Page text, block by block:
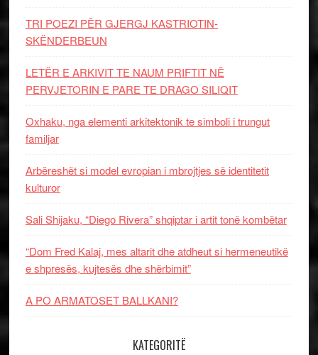
TRI POEZI PËR GJERGJ KASTRIOTIN-
SKËNDERBEUN
LETËR E ARKIVIT TE NAUM PRIFTIT NË
PERVJETORIN E PARE TE DRAGO SILIQIT
Oxhaku, nga elementi arkitektonik te simboli i trungut
familjar
Arbëreshët si model evropian i mbrojtjes së identitetit
kulturor
Sali Shijaku, “Diego Rivera” shqiptar i artit tonë kombëtar
“Dom Fred Kalaj, mes altarit dhe atdheut si hermeneutikë
e shpresës, kujtesës dhe shërbimit”
A PO ARMATOSET BALLKANI?
KATEGORITË